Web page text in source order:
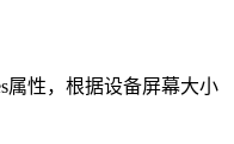
属性，根据设备屏幕大小